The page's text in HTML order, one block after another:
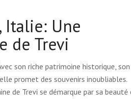
Italie: Une
de Trevi
son riche patrimoine historique, son
promet des souvenirs inoubliables.
de Trevi se démarque par sa beauté